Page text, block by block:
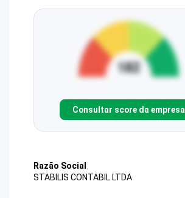
Consultar score da empresa
Razão Social
STABILIS CONTABIL LTDA